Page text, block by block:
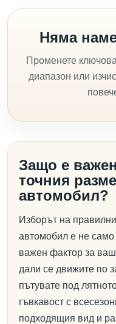
Няма
Променете
диапазон или
Защо е
точния
автомобил?
Изборът на
автомобил е не само
важен фактор за
дали се движите по
пътувате под
гъвкавост с
подходящия вид и